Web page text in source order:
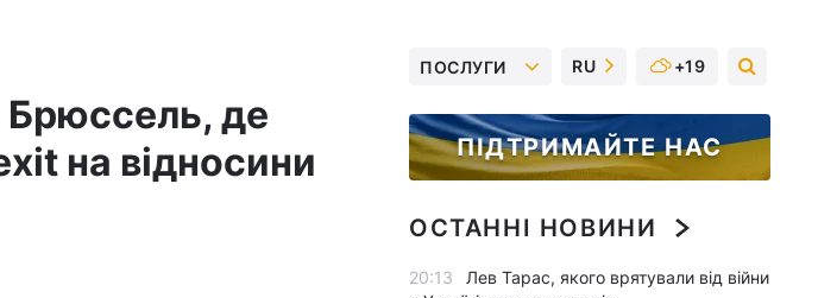
Брюссель, де
на відносини
ПОСЛУГИ RU +19
ПІДТРИМАЙТЕ НАС
ОСТАННІ НОВИНИ
20:13
Лев Тарас, якого врятували від війни